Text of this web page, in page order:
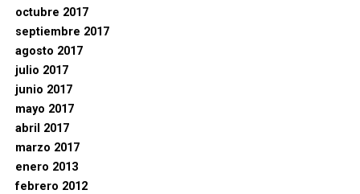
octubre 2017
septiembre 2017
agosto 2017
julio 2017
junio 2017
mayo 2017
abril 2017
marzo 2017
enero 2013
febrero 2012